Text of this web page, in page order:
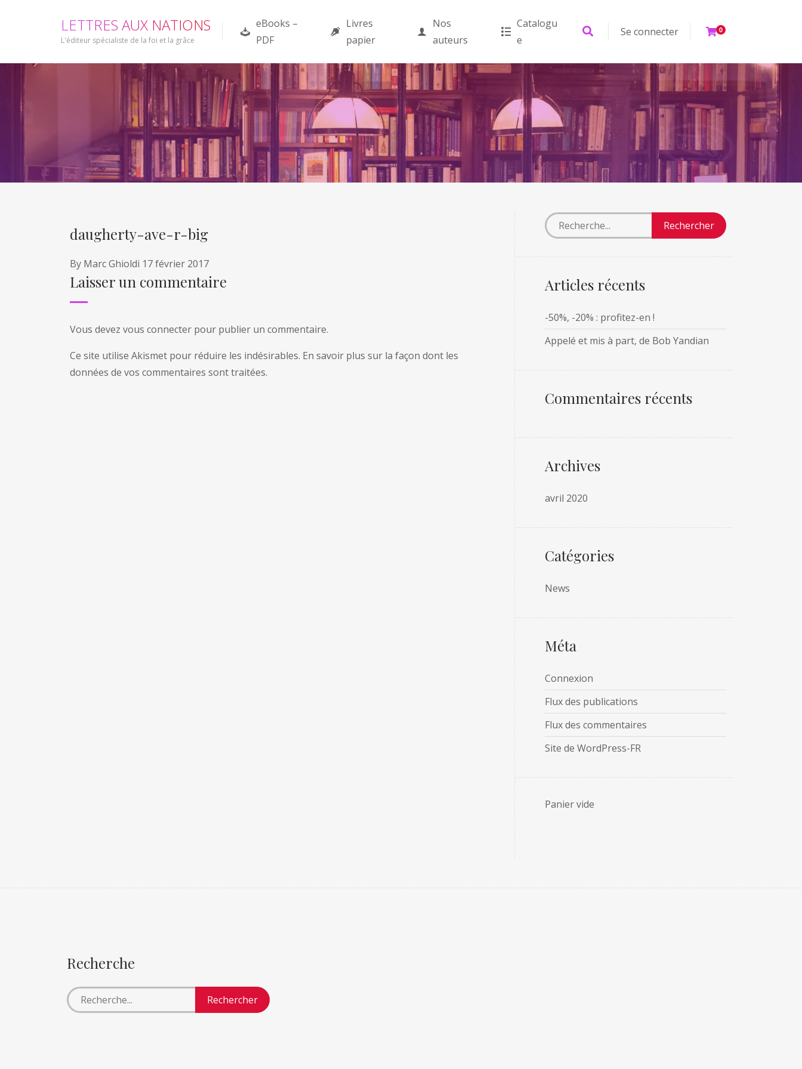
LETTRES AUX NATIONS
L'éditeur spécialiste de la foi et la grâce
eBooks –
PDF
Livres
papier
Nos
auteurs
Catalogu
e
Se connecter 0
daugherty-ave-r-big
By Marc Ghioldi 17 février 2017
Laisser un commentaire
Vous devez vous connecter pour publier un commentaire.
Ce site utilise Akismet pour réduire les indésirables. En savoir plus sur la façon dont les
données de vos commentaires sont traitées.
Articles récents
-50%, -20% : profitez-en !
Appelé et mis à part, de Bob Yandian
Commentaires récents
Archives
avril 2020
Catégories
News
Méta
Connexion
Flux des publications
Flux des commentaires
Site de WordPress-FR
Panier vide
Recherche